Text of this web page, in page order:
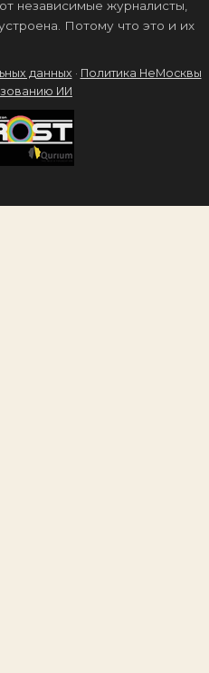
независимые журналисты,
Потому что это и их
данных · Политика НеМосквы
ИИ